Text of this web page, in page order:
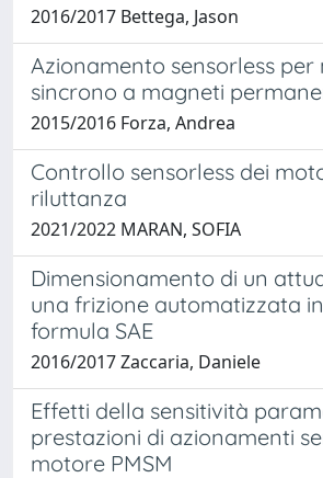
2016/2017 Bettega, Jason
Azionamento sensorless
sincrono a magneti
2015/2016 Forza, Andrea
Controllo sensorless dei
riluttanza
2021/2022 MARAN, SOFIA
Dimensionamento di un
una frizione automatizzata
formula SAE
2016/2017 Zaccaria, Daniele
Effetti della sensitività
prestazioni di azionamenti
motore PMSM